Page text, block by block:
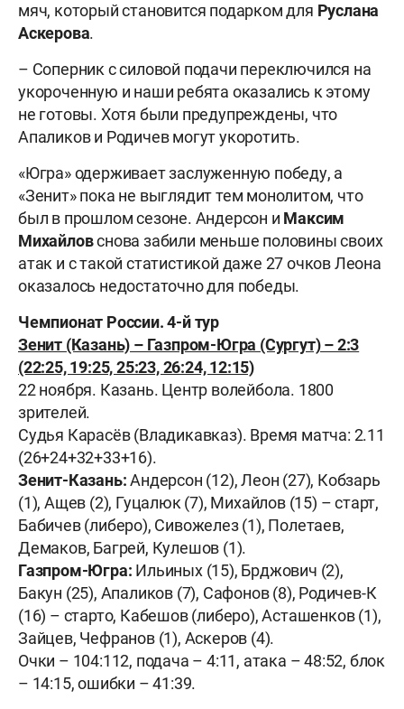
мяч, который становится подарком для Руслана
Аскерова.
– Соперник с силовой подачи переключился на
укороченную и наши ребята оказались к этому
не готовы. Хотя были предупреждены, что
Апаликов и Родичев могут укоротить.
«Югра» одерживает заслуженную победу, а
«Зенит» пока не выглядит тем монолитом, что
был в прошлом сезоне. Андерсон и Максим
Михайловснова забили меньше половины своих
атак и с такой статистикой даже 27 очков Леона
оказалось недостаточно для победы.
Чемпионат России. 4-й тур
Зенит (Казань) – Газпром-Югра (Сургут) – 2:3
(22:25, 19:25, 25:23, 26:24, 12:15)
22 ноября. Казань. Центр волейбола. 1800
зрителей.
Судья Карасёв (Владикавказ). Время матча: 2.11
(26+24+32+33+16).
Зенит-Казань:Андерсон (12), Леон (27), Кобзарь
(1), Ащев (2), Гуцалюк (7), Михайлов (15) – старт,
Бабичев (либеро), Сивожелез (1), Полетаев,
Демаков, Багрей, Кулешов (1).
Газпром-Югра: Ильиных (15), Брджович (2),
Бакун (25), Апаликов (7), Сафонов (8), Родичев-К
(16) – старто, Кабешов (либеро), Асташенков (1),
Зайцев, Чефранов (1), Аскеров (4).
Очки – 104:112, подача – 4:11, атака – 48:52, блок
– 14:15, ошибки – 41:39.